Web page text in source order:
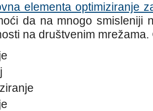
elementa optimiziranje
da na mnogo smisleniji
na društvenim